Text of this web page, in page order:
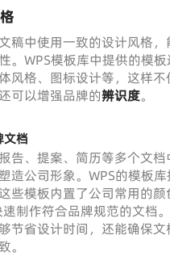
稿中使用一致的设计风格，
。WPS模板库中提供的模
风格、图标设计等，这样不
可以增强品牌的辨识度。
文档
告、提案、简历等多个文档
造公司形象。WPS的模板
些模板内置了公司常用的颜
制作符合品牌规范的文档
节省设计时间，还能确保文
。